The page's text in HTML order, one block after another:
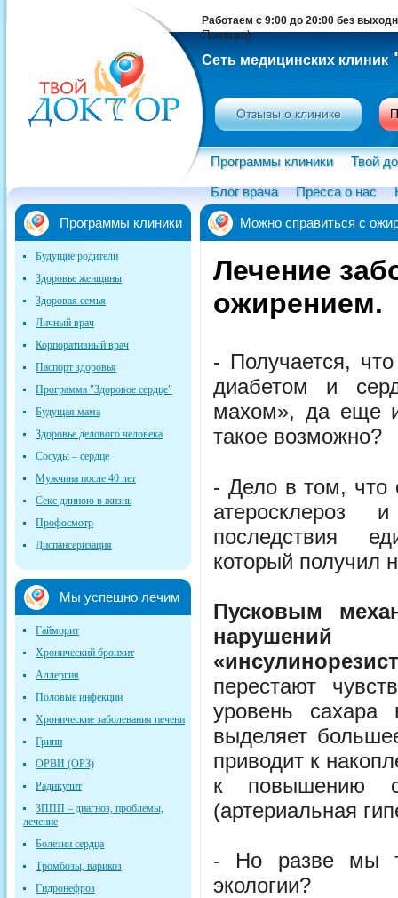
Работаем с 9:00 до 20:00 без
Полянка)
Сеть медицинских клиник
Отзывы о клинике
Программы клиники
Твой
Блог врача
Пресса о нас
Можно справиться с
Лечение
ожирением.
- Получается,
диабетом и
махом», да еще и
такое возможно?
- Дело в том, что
атеросклероз
последствия
который получил
Пусковым
перестают
уровень сахара
выделяет
приводит к
к повышению
(артериальная
- Но разве мы
экологии?
Программы клиники
Будущие родители
Здоровье женщины
Здоровая семья
Личный врач
Корпоративный врач
Паспорт здоровья
Программа "Здоровое сердце"
Будущая мама
Здоровье делового человека
Сосуды – сердце
Мужчина после 40 лет
Секс длиною в жизнь
Профосмотр
Диспансеризация
Мы успешно лечим
Гайморит
Хронический бронхит
Аллергия
Половые инфекции
Хронические заболевания печени
Грипп
ОРВИ (ОРЗ)
Радикулит
ЗППП – диагноз, проблемы,
лечение
Болезни сердца
Тромбозы, варикоз
Гидронефроз